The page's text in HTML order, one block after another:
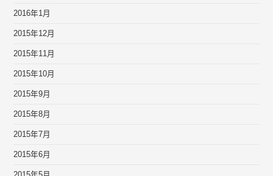
2016年1月
2015年12月
2015年11月
2015年10月
2015年9月
2015年8月
2015年7月
2015年6月